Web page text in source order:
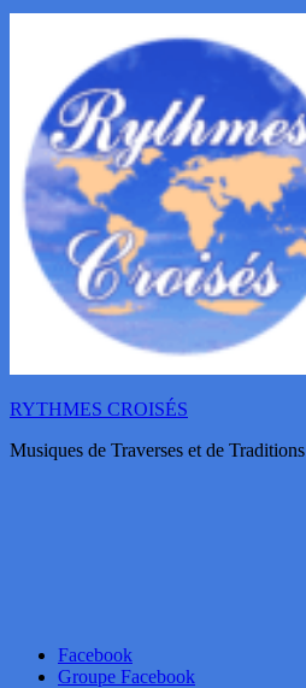
RYTHMES CROISÉS
Musiques de Traverses et de Traditions
Facebook
Groupe Facebook